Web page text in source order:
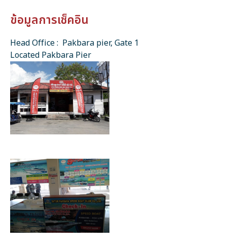
ข้อมูลการเช็คอิน
Head Office : Pakbara pier, Gate 1
Located Pakbara Pier